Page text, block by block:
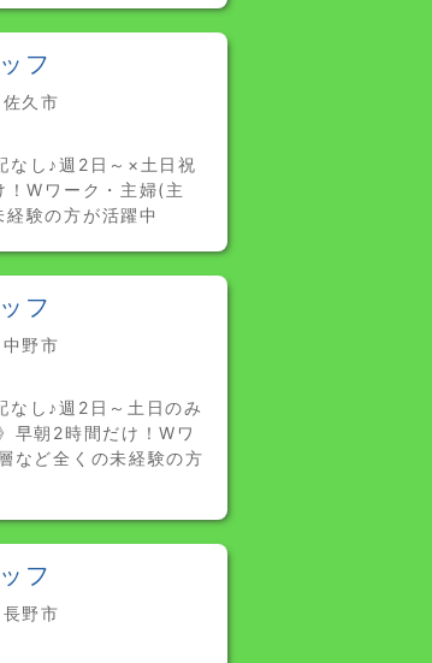
フ
久市
なし♪週2日～×土日祝
Wワーク・主婦(主
験の方が活躍中
フ
野市
なし♪週2日～土日のみ
早朝2時間だけ！Wワ
など全くの未経験の方
フ
野市